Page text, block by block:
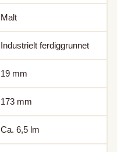
Malt
Industrielt ferdiggrunnet
19 mm
173 mm
Ca. 6,5 lm